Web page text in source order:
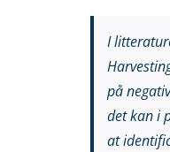
I
på
det kan i
at